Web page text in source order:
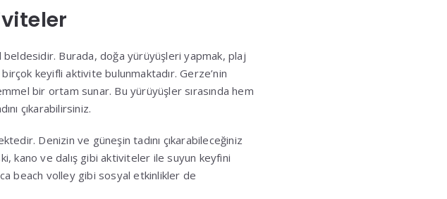
Burada, doğa yürüyüşleri yapmak, plaj
keyifli aktivite bulunmaktadır. Gerze’nin
bir ortam sunar. Bu yürüyüşler sırasında hem
çıkarabilirsiniz.
Denizin ve güneşin tadını çıkarabileceğiniz
kano ve dalış gibi aktiviteler ile suyun keyfini
beach volley gibi sosyal etkinlikler de